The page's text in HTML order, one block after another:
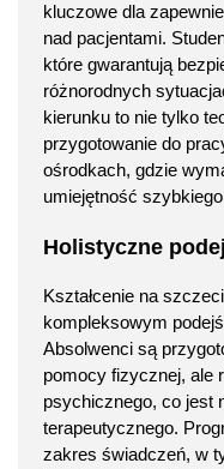
kluczowe dla
nad pacjentami.
które gwarantują
różnorodnych
kierunku to nie tylko
przygotowanie do
ośrodkach, gdzie
umiejętność
Holistyczne
Kształcenie na
kompleksowym
Absolwenci są
pomocy fizycznej, ale
psychicznego, co jest
terapeutycznego.
zakres świadczeń, w